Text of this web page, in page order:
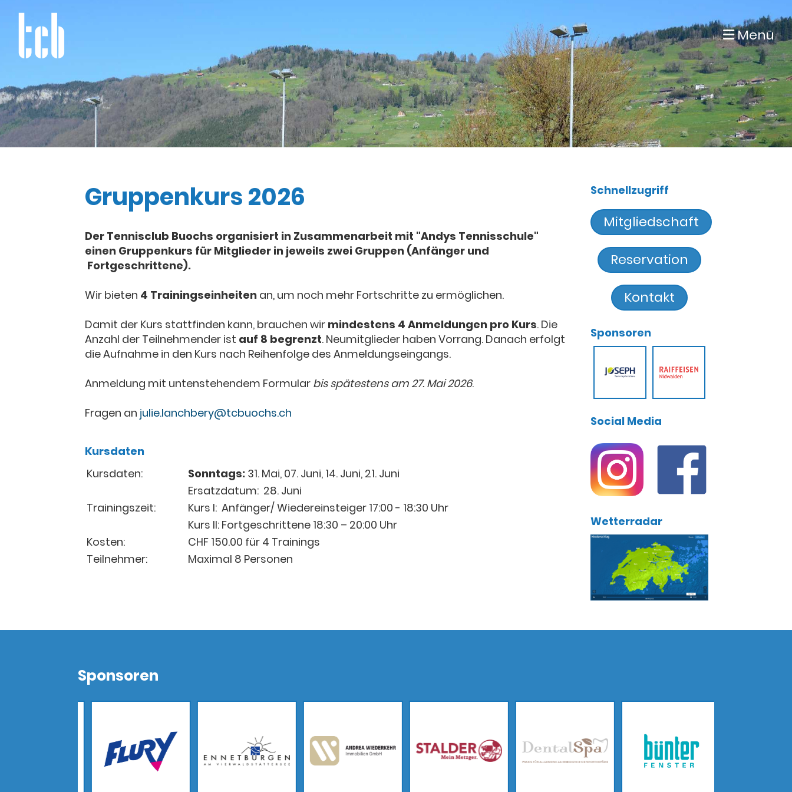
Menü
Gruppenkurs 2026
Der Tennisclub Buochs organisiert in Zusammenarbeit mit "Andys Tennisschule"
einen Gruppenkurs für Mitglieder in jeweils zwei Gruppen (Anfänger und
Fortgeschrittene).
Wir bieten 4 Trainingseinheiten an, um noch mehr Fortschritte zu ermöglichen.
Damit der Kurs stattfinden kann, brauchen wir mindestens 4 Anmeldungen pro Kurs. Die
Anzahl der Teilnehmender ist auf 8 begrenzt. Neumitglieder haben Vorrang. Danach erfolgt
die Aufnahme in den Kurs nach Reihenfolge des Anmeldungseingangs.
Anmeldung mit untenstehendem Formular bis spätestens am 27. Mai 2026.
Fragen an julie.lanchbery@tcbuochs.ch
Kursdaten
Kursdaten:
Sonntags: 31. Mai, 07. Juni, 14. Juni, 21. Juni
Ersatzdatum: 28. Juni
Trainingszeit:
Kurs I: Anfänger/ Wiedereinsteiger 17:00 - 18:30 Uhr
Kurs II: Fortgeschrittene 18:30 – 20:00 Uhr
Kosten:
CHF 150.00 für 4 Trainings
Teilnehmer:
Maximal 8 Personen
Schnellzugriff
Mitgliedschaft
Reservation
Kontakt
Sponsoren
Social Media
Wetterradar
Sponsoren